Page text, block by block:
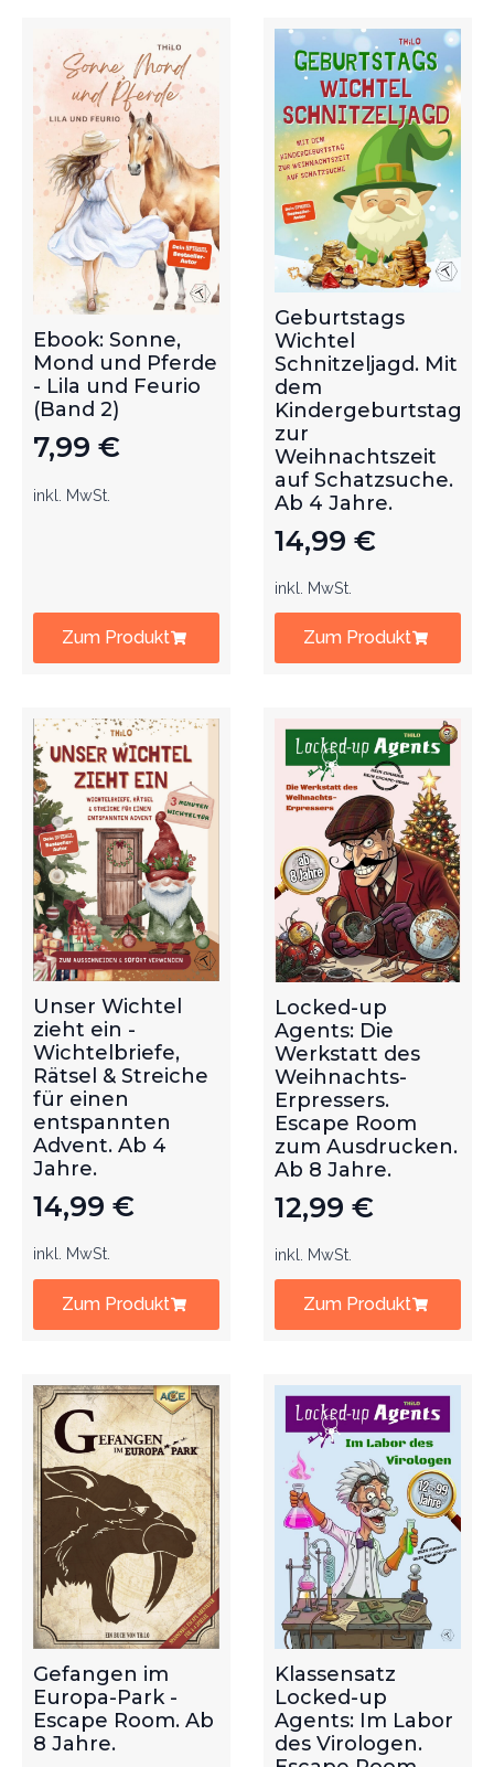
Ebook: Sonne,
Mond und Pferde
- Lila und Feurio
(Band 2)
7,99 €
inkl. MwSt.
Zum Produkt
Geburtstags
Wichtel
Schnitzeljagd. Mit
dem
Kindergeburtstag
zur
Weihnachtszeit
auf Schatzsuche.
Ab 4 Jahre.
14,99 €
inkl. MwSt.
Zum Produkt
Unser Wichtel
zieht ein -
Wichtelbriefe,
Rätsel & Streiche
für einen
entspannten
Advent. Ab 4
Jahre.
14,99 €
inkl. MwSt.
Zum Produkt
Locked-up
Agents: Die
Werkstatt des
Weihnachts-
Erpressers.
Escape Room
zum Ausdrucken.
Ab 8 Jahre.
12,99 €
inkl. MwSt.
Zum Produkt
Gefangen im
Europa-Park -
Escape Room. Ab
8 Jahre.
Klassensatz
Locked-up
Agents: Im Labor
des Virologen.